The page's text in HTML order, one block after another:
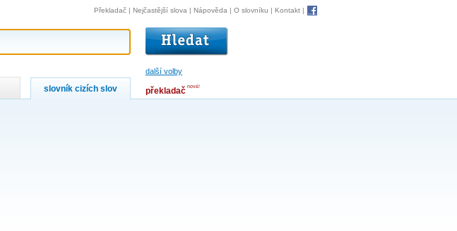
další volby
Překladač | Nejčastější slova | Nápověda | O slovníku | Kontakt |
slovník cizích slov překladač nové!